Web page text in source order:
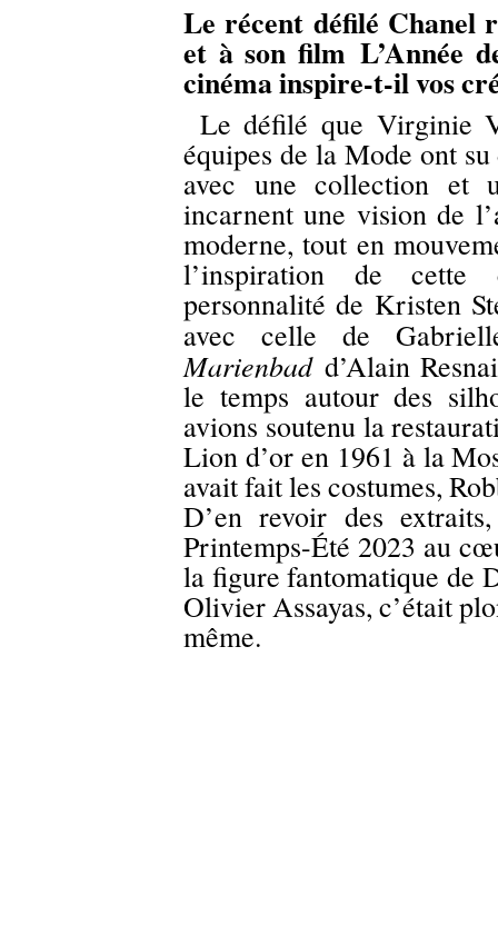
Le récent défilé Chanel
et à son film L’Année
cinéma inspire-t-il vos
Le défilé que Virginie
équipes de la Mode ont
avec une collection et
incarnent une vision de
moderne, tout en
l’inspiration de cette
personnalité de Kristen
avec celle de
Marienbadd’Alain
le temps autour des
avions soutenu la
Lion d’or en 1961 à la
avait fait les costumes,
D’en revoir des
Printemps-Été 2023 au
la figure fantomatique de
Olivier Assayas, c’était
même.